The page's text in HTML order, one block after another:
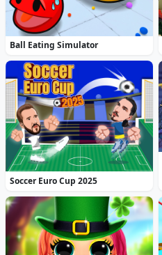
Ball Eating Simulator
Soccer Euro Cup 2025